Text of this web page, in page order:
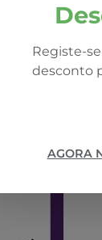
Registe-
desconto
AGORA